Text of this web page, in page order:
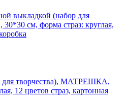
выкладкой (набор для
см, форма страз: круглая,